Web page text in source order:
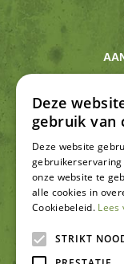
Ontvang
met acties,
Deze
gebruik van
Deze website
onze website te
alle cookies in
Cookiebeleid. Lees
STRIKT